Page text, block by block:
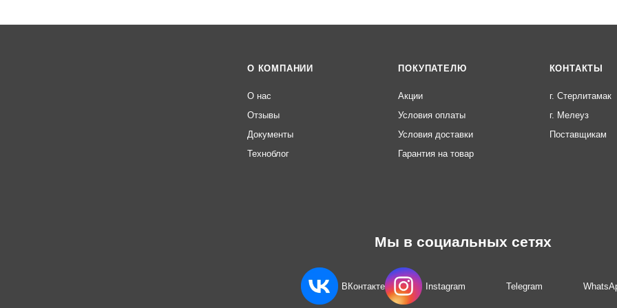
О КОМПАНИИ
О нас
Отзывы
Документы
Техноблог
ПОКУПАТЕЛЮ
Акции
Условия оплаты
Условия доставки
Гарантия на товар
КОНТАКТЫ
г. Стерлитамак
г. Мелеуз
Поставщикам
Мы в социальных сетях
ВКонтакте Instagram Telegram